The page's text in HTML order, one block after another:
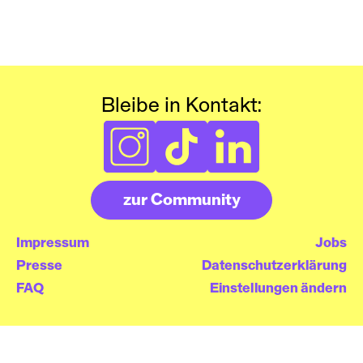
Bleibe in Kontakt:
zur Community
Impressum
Presse
FAQ
Jobs
Datenschutzerklärung
Einstellungen ändern